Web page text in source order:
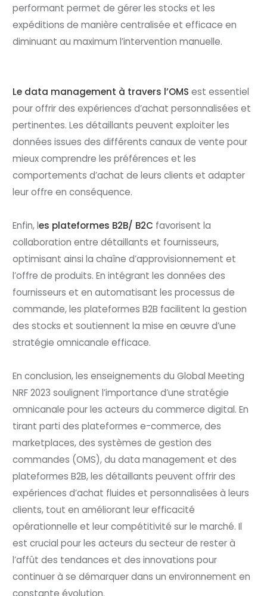
performant permet de gérer les stocks et les
expéditions de manière centralisée et efficace en
diminuant au maximum l’intervention manuelle.
Le data management à travers l’OMSest essentiel
pour offrir des expériences d’achat personnalisées et
pertinentes. Les détaillants peuvent exploiter les
données issues des différents canaux de vente pour
mieux comprendre les préférences et les
comportements d’achat de leurs clients et adapter
leur offre en conséquence.
Enfin, les plateformes B2B/ B2C favorisent la
collaboration entre détaillants et fournisseurs,
optimisant ainsi la chaîne d’approvisionnement et
l’offre de produits. En intégrant les données des
fournisseurs et en automatisant les processus de
commande, les plateformes B2B facilitent la gestion
des stocks et soutiennent la mise en œuvre d’une
stratégie omnicanale efficace.
En conclusion, les enseignements du Global Meeting
NRF 2023 soulignent l’importance d’une stratégie
omnicanale pour les acteurs du commerce digital. En
tirant parti des plateformes e-commerce, des
marketplaces, des systèmes de gestion des
commandes (OMS), du data management et des
plateformes B2B, les détaillants peuvent offrir des
expériences d’achat fluides et personnalisées à leurs
clients, tout en améliorant leur efficacité
opérationnelle et leur compétitivité sur le marché. Il
est crucial pour les acteurs du secteur de rester à
l’affût des tendances et des innovations pour
continuer à se démarquer dans un environnement en
constante évolution.